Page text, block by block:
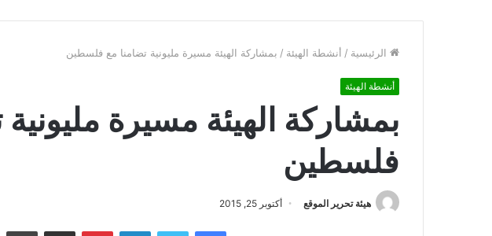
الرئيسية / أنشطة الهيئة / بمشاركة الهيئة مسيرة مليونية تضامنا مع فلسطين
أنشطة الهيئة
بمشاركة الهيئة مسيرة
فلسطين
هيئة تحرير الموقع أكتوبر 25, 2015
فيسبوك تويتر لينكدإن بينتيريستمشاركة عبر البريد